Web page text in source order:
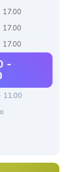
17.00
17.00
17.00
-
11.00